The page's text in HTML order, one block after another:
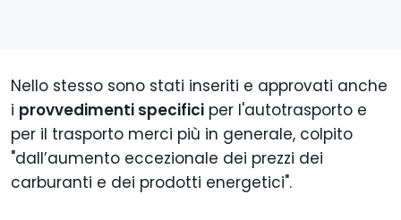
Nello stesso sono stati inseriti e approvati anche
i provvedimenti specifici per l'autotrasporto e
per il trasporto merci più in generale, colpito
"dall’aumento eccezionale dei prezzi dei
carburanti e dei prodotti energetici".